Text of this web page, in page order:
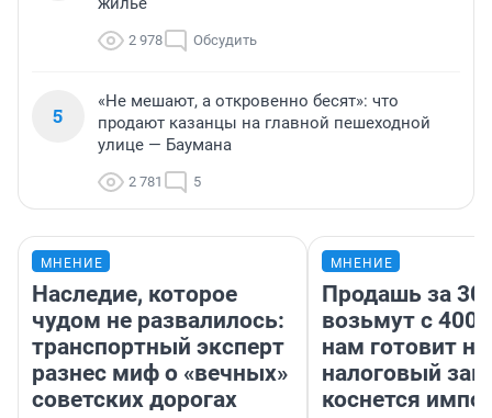
2 978 Обсудить
5
«Не мешают, а откровенно бесят»: что
продают казанцы на главной пешеходной
улице — Баумана
2 781 5
МНЕНИЕ
Наследие, которое
чудом не развалилось:
транспортный эксперт
разнес миф о «вечных»
советских дорогах
МНЕНИЕ
Продашь за
возьмут с
нам готовит
налоговый
коснется